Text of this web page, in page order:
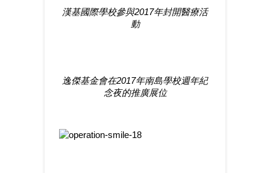
漢基國際學校參與2017年封開醫療活
動
逸傑基金會在2017年南島學校週年紀
念夜的推廣展位